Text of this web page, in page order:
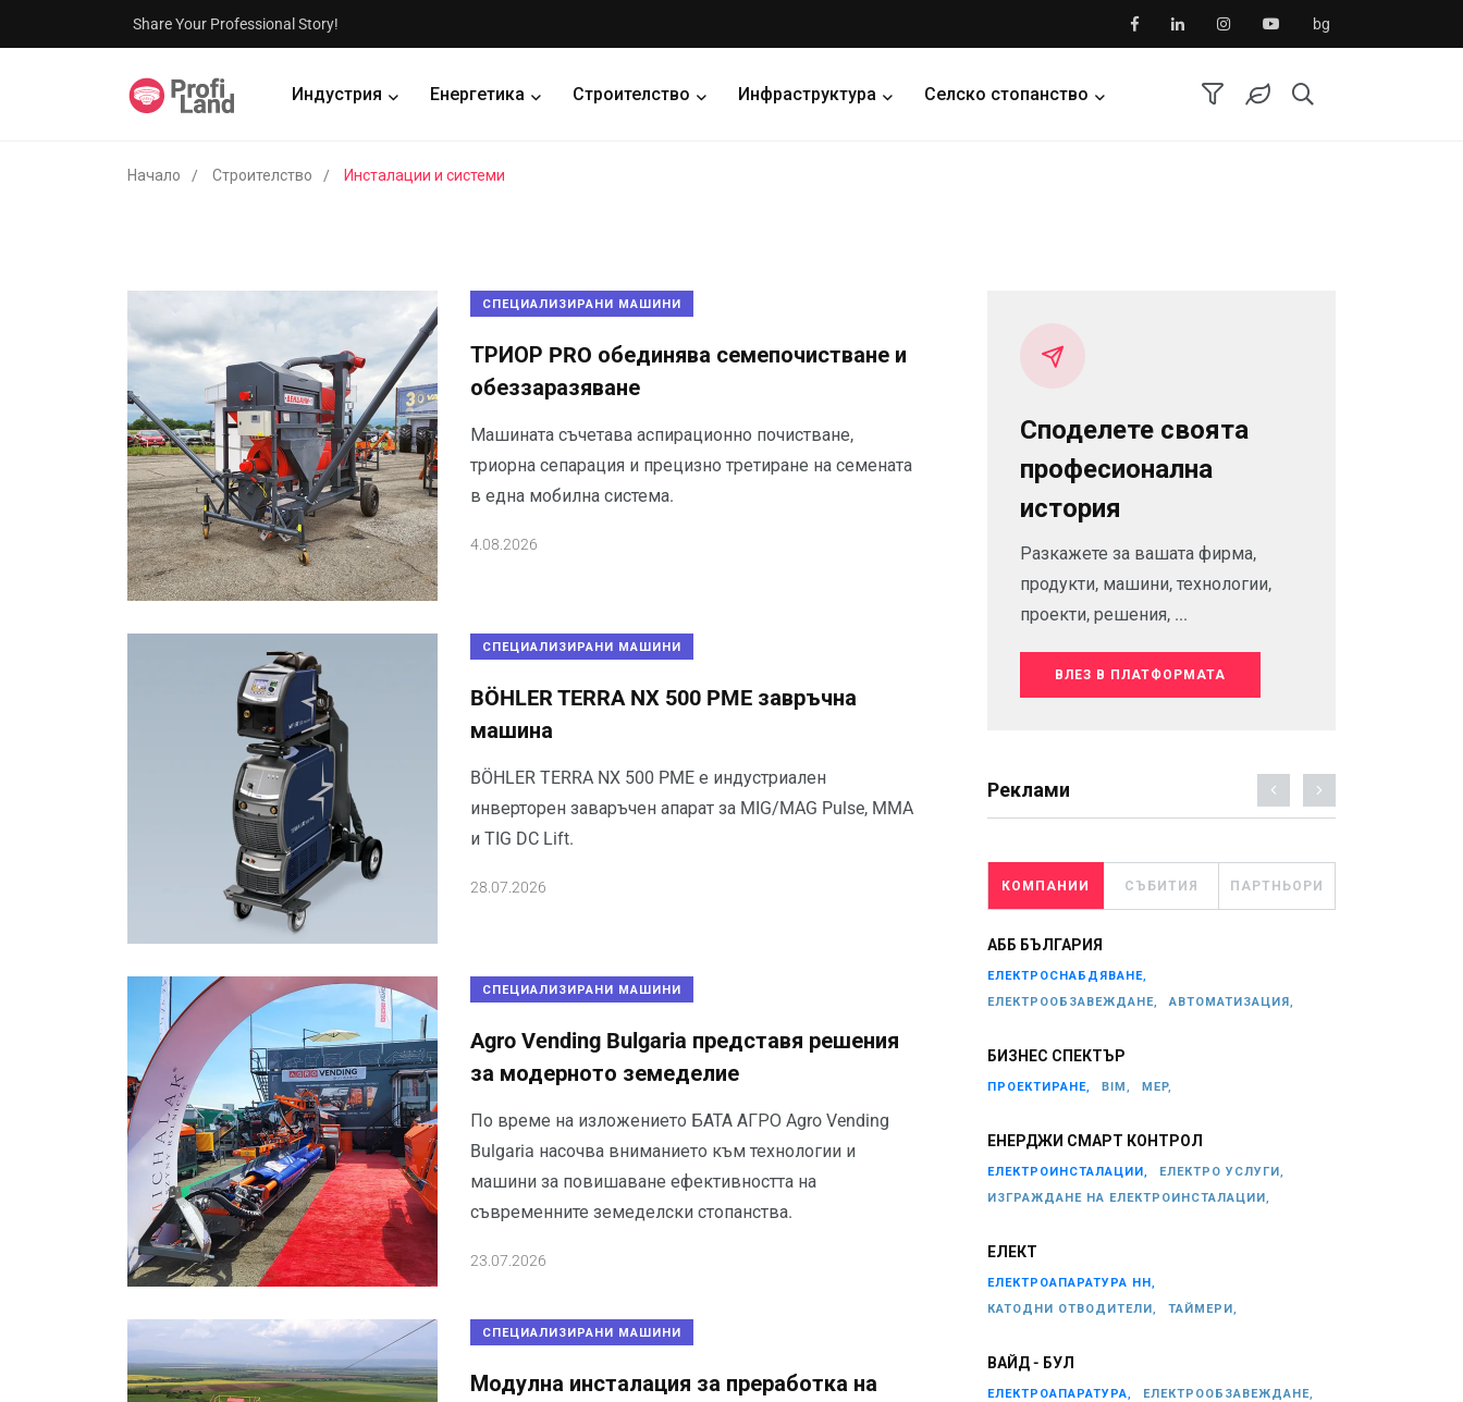
Share Your Professional Story! bg
Индустрия Енергетика Строителство Инфраструктура Селско стопанство
Начало Строителство Инсталации и системи
СПЕЦИАЛИЗИРАНИ МАШИНИ
ТРИОР PRO обединява семепочистване и
обеззаразяване
Машината съчетава аспирационно почистване,
триорна сепарация и прецизно третиране на семената
в една мобилна система.
4.08.2026
СПЕЦИАЛИЗИРАНИ МАШИНИ
BÖHLER TERRA NX 500 PME завръчна
машина
BÖHLER TERRA NX 500 PME е индустриален
инверторен заваръчен апарат за MIG/MAG Pulse, MMA
и TIG DC Lift.
28.07.2026
СПЕЦИАЛИЗИРАНИ МАШИНИ
Agro Vending Bulgaria представя решения
за модерното земеделие
По време на изложението БАТА АГРО Agro Vending
Bulgaria насочва вниманието към технологии и
машини за повишаване ефективността на
съвременните земеделски стопанства.
23.07.2026
СПЕЦИАЛИЗИРАНИ МАШИНИ
Модулна инсталация за преработка на
Споделете своята
професионална
история
Разкажете за вашата фирма,
продукти, машини, технологии,
проекти, решения, ...
ВЛЕЗ В ПЛАТФОРМАТА
Реклами
КОМПАНИИ СЪБИТИЯ ПАРТНЬОРИ
АББ БЪЛГАРИЯ
ЕЛЕКТРОСНАБДЯВАНЕ,
ЕЛЕКТРООБЗАВЕЖДАНЕ,
АВТОМАТИЗАЦИЯ,
БИЗНЕС СПЕКТЪР
ПРОЕКТИРАНЕ, BIM, MEP,
ЕНЕРДЖИ СМАРТ КОНТРОЛ
ЕЛЕКТРОИНСТАЛАЦИИ,
ЕЛЕКТРО УСЛУГИ,
ИЗГРАЖДАНЕ НА ЕЛЕКТРОИНСТАЛАЦИИ,
ЕЛЕКТ
ЕЛЕКТРОАПАРАТУРА НН,
КАТОДНИ ОТВОДИТЕЛИ,
ТАЙМЕРИ,
ВАЙД - БУЛ
ЕЛЕКТРОАПАРАТУРА,
ЕЛЕКТРООБЗАВЕЖДАНЕ,